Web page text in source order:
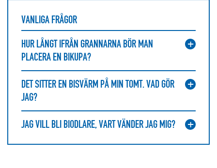
VANLIGA FRÅGOR
HUR LÅNGT IFRÅN GRANNARNA BÖR MAN
PLACERA EN BIKUPA?
DET SITTER EN BISVÄRM PÅ MIN TOMT. VAD GÖR
JAG?
JAG VILL BLI BIODLARE, VART VÄNDER JAG MIG?